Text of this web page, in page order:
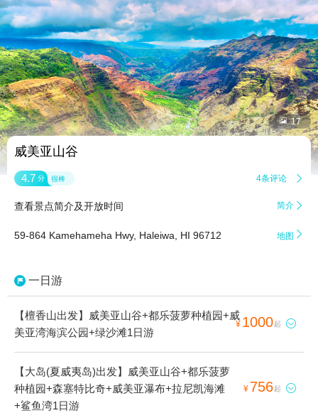
 17
威美亚山谷
4.7 分 很棒 4条评论 
查看景点简介及开放时间 简介 
59-864 Kamehameha Hwy, Haleiwa, HI 96712 地图 
一日游
【檀香山出发】威美亚山谷+都乐菠萝种植园+威
美亚湾海滨公园+绿沙滩1日游
¥ 1000起 
【大岛(夏威夷岛)出发】威美亚山谷+都乐菠萝
种植园+森塞特比奇+威美亚瀑布+拉尼凯海滩
+鲨鱼湾1日游
¥ 756起 
